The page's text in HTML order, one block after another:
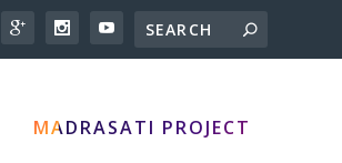
MADRASATI PROJECT